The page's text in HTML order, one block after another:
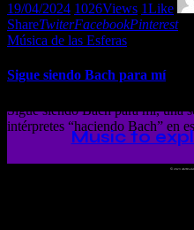
19/04/2024 1026Views 1Like
ShareTwiterFacebookPinterest
Música de las Esferas
Sigue siendo Bach para mí
Sigue siendo Bach para mí, una
intérpretes “haciendo Bach” en
Music to
© 2023